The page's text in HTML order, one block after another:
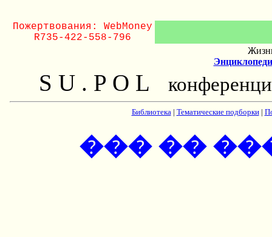
Пожертвования: WebMoney
R735-422-558-796
S U . P O L
Библиотека| Тематические подборки|
��� ��